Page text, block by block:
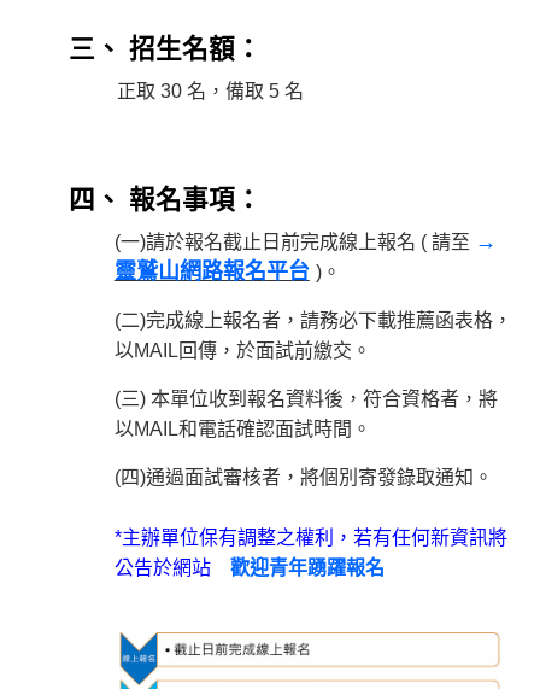
三、 招生名額：
正取 30 名，備取 5 名
四、 報名事項：
(一)請於報名截止日前完成線上報名 ( 請至 →
靈鷲山網路報名平台 )。
(二)完成線上報名者，請務必下載推薦函表格，
以MAIL回傳，於面試前繳交。
(三) 本單位收到報名資料後，符合資格者，將
以MAIL和電話確認面試時間。
(四)通過面試審核者，將個別寄發錄取通知。
*主辦單位保有調整之權利，若有任何新資訊將
公告於網站 歡迎青年踴躍報名